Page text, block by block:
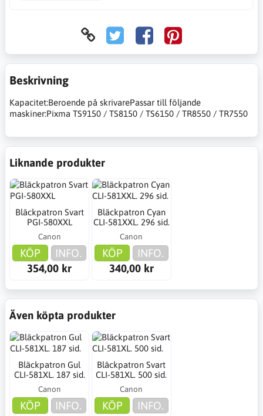
Beskrivning
Kapacitet:Beroende på skrivarePassar till följande
maskiner:Pixma TS9150 / TS8150 / TS6150 / TR8550 / TR7550
Liknande produkter
Bläckpatron Svart
PGI-580XXL
Canon
KÖP
INFO.
354,00 kr
Bläckpatron Cyan
CLI-581XXL. 296 sid.
Canon
KÖP
INFO.
340,00 kr
Även köpta produkter
Bläckpatron Gul
CLI-581XL. 187 sid.
Canon
KÖP
INFO.
Bläckpatron Svart
CLI-581XL. 500 sid.
Canon
KÖP
INFO.